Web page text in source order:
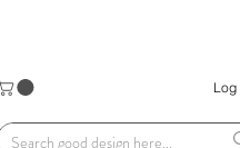
Log